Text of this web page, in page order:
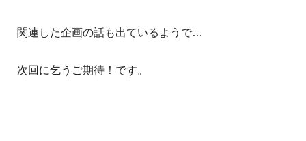
関連した企画の話も出ているようで…
次回に乞うご期待！です。